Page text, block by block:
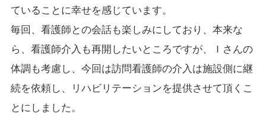
ていることに幸せを感じています。
毎回、看護師との会話も楽しみにしており、本来な
ら、看護師介入も再開したいところですが、Ｉさんの
体調も考慮し、今回は訪問看護師の介入は施設側に継
続を依頼し、リハビリテーションを提供させて頂くこ
とにしました。